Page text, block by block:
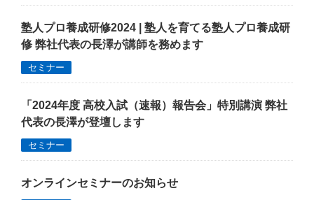
塾人プロ養成研修2024 | 塾人を育てる塾人プロ養成研
修 弊社代表の長澤が講師を務めます
セミナー
「2024年度 高校入試（速報）報告会」特別講演 弊社
代表の長澤が登壇します
セミナー
オンラインセミナーのお知らせ